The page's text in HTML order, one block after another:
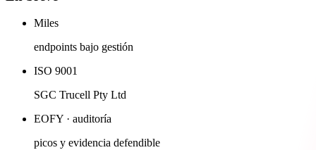
Miles
endpoints bajo gestión
ISO 9001
SGC Trucell Pty Ltd
EOFY · auditoría
picos y evidencia defendible